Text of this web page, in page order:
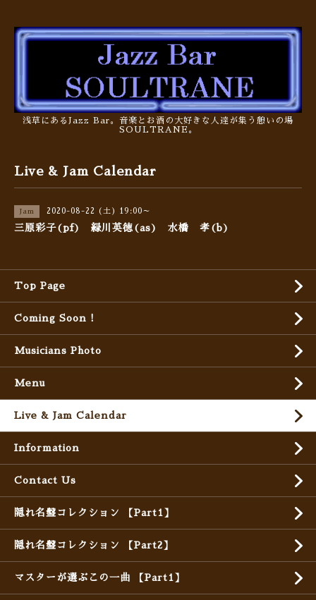
浅草にあるJazz Bar。音楽とお酒の大好きな人達が集う憩いの場
SOULTRANE。
Live & Jam Calendar
Jam 2020-08-22 (土) 19:00～
三原彩子(pf) 緑川英徳(as) 水橋 孝(b)
Top Page
Coming Soon !
Musicians Photo
Menu
Live & Jam Calendar
Information
Contact Us
隠れ名盤コレクション 【Part1】
隠れ名盤コレクション 【Part2】
マスターが選ぶこの一曲 【Part1】